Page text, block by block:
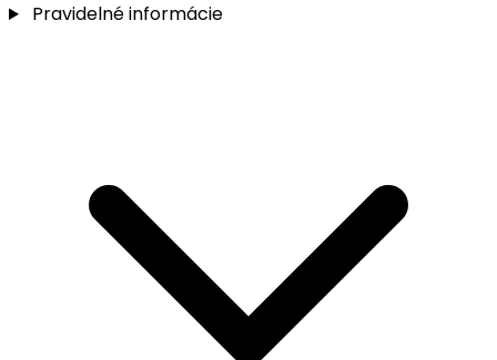
Pravidelné informácie